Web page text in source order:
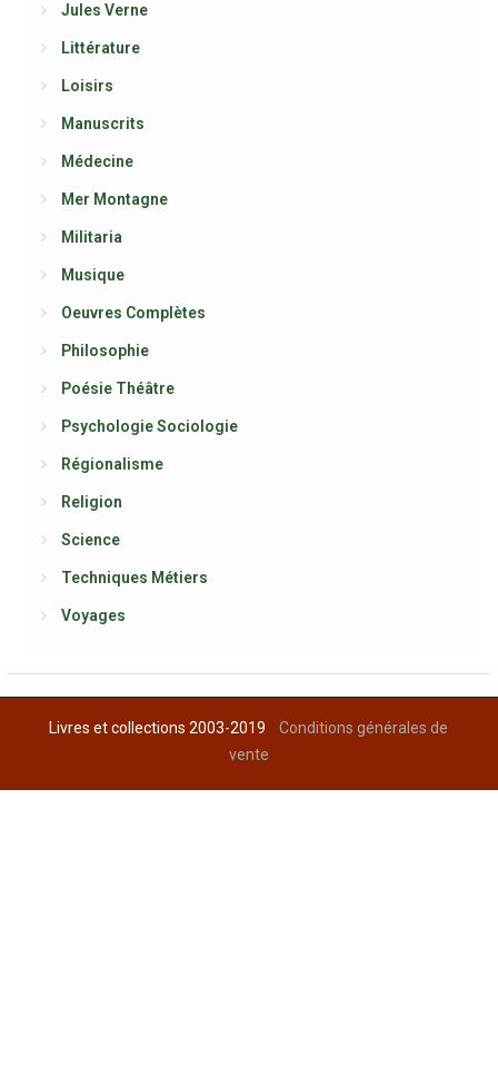
Jules Verne
Littérature
Loisirs
Manuscrits
Médecine
Mer Montagne
Militaria
Musique
Oeuvres Complètes
Philosophie
Poésie Théâtre
Psychologie Sociologie
Régionalisme
Religion
Science
Techniques Métiers
Voyages
Livres et collections 2003-2019Conditions générales de
vente